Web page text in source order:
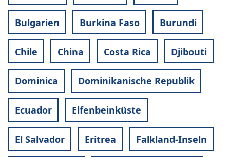
Bulgarien Burkina Faso Burundi
Chile China Costa Rica Djibouti
Dominica Dominikanische Republik
Ecuador Elfenbeinküste
El Salvador Eritrea Falkland-Inseln